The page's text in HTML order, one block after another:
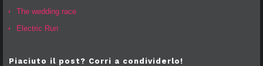
The wedding race
Electric Run
Piaciuto il post? Corri a condividerlo!